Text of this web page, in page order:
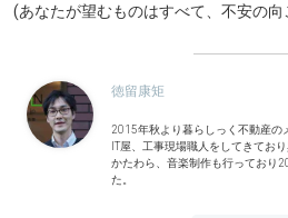
(あなたが望むものはすべて、不安の
徳留康矩
2015年秋より暮らしっく不動産の
IT屋、工事現場職人をしてきてお
かたわら、音楽制作も行っており
た。